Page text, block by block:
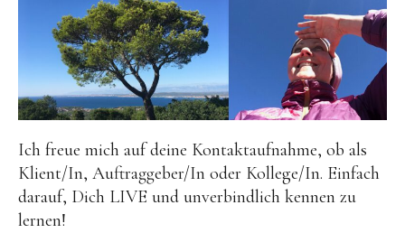
Ich freue mich auf deine Kontaktaufnahme, ob als
Klient/In, Auftraggeber/In oder Kollege/In. Einfach
darauf, Dich LIVE und unverbindlich kennen zu
lernen!